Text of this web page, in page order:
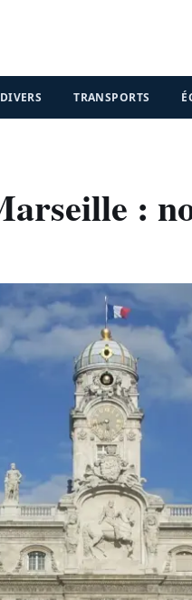
TRANSPORTS
: